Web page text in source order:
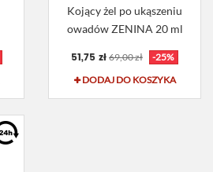
Kojący żel po ukąszeniu
owadów ZENINA 20 ml
51,75 zł 69,00 zł
-25%
DODAJ DO KOSZYKA